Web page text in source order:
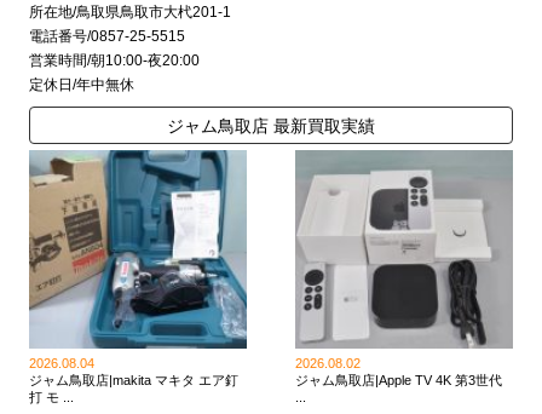
所在地/鳥取県鳥取市大杙201-1
電話番号/0857-25-5515
営業時間/朝10:00-夜20:00
定休日/年中無休
ジャム鳥取店 最新買取実績
2026.08.04
ジャム鳥取店|makita マキタ エア釘
打 モ ...
2026.08.02
ジャム鳥取店|Apple TV 4K 第3世代